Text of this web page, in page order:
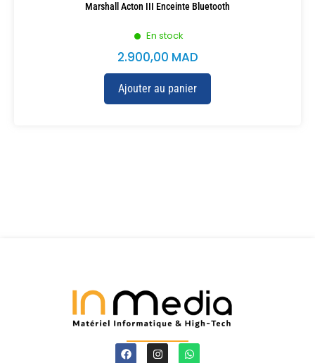
En stock
Marshall Acton III Enceinte Bluetooth
2.900,00 MAD
Ajouter au panier